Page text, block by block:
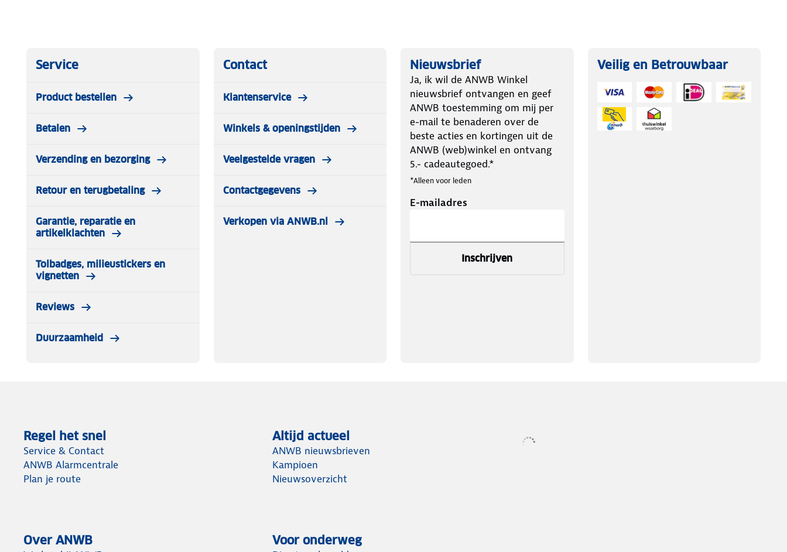
Service
Product bestellen
Betalen
Verzending en bezorging
Retour en terugbetaling
Garantie, reparatie en
artikelklachten
Tolbadges, milieustickers en
vignetten
Reviews
Duurzaamheid
Contact
Klantenservice
Winkels & openingstijden
Veelgestelde vragen
Contactgegevens
Verkopen via ANWB.nl
Nieuwsbrief
Ja, ik wil de ANWB Winkel
nieuwsbrief ontvangen en geef
ANWB toestemming om mij per
e-mail te benaderen over de
beste acties en kortingen uit de
ANWB (web)winkel en ontvang
5.- cadeautegoed.*
*Alleen voor leden
E-mailadres
Inschrijven
Veilig en Betrouwbaar
Regel het snel
Service & Contact
ANWB Alarmcentrale
Plan je route
Altijd actueel
ANWB nieuwsbrieven
Kampioen
Nieuwsoverzicht
Over ANWB Voor onderweg